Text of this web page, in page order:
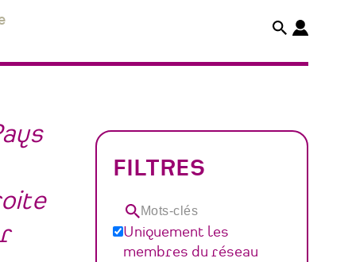
FILTRES
Mots-
clés
Uniquement les
membres du réseau